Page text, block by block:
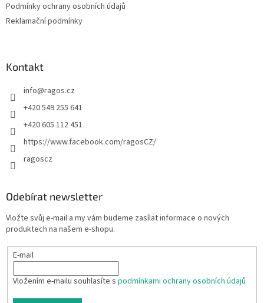
Podmínky ochrany osobních údajů
Reklamační podmínky
Kontakt
info@ragos.cz
+420 549 255 641
+420 605 112 451
https://www.facebook.com/ragosCZ/
ragoscz
Odebírat newsletter
Vložte svůj e-mail a my vám budeme zasílat informace o nových
produktech na našem e-shopu.
E-mail
Vložením e-mailu souhlasíte s podmínkami ochrany osobních údajů